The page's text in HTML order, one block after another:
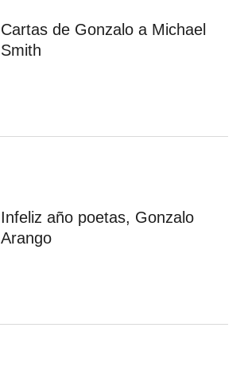
Cartas de Gonzalo a Michael
Smith
Infeliz año poetas, Gonzalo
Arango